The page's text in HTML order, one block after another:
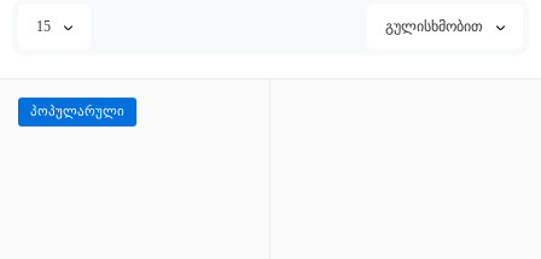
15 გულისხმობით
პოპულარული